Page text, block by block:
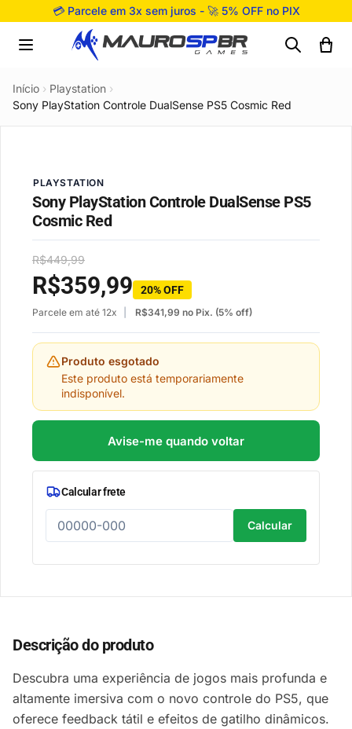
Pular para o conteúdo
💳 Parcele em 3x sem juros - 🚀 5% OFF no PIX
Início › Playstation ›
Sony PlayStation Controle DualSense PS5 Cosmic Red
PLAYSTATION
Sony PlayStation Controle DualSense PS5
Cosmic Red
R$449,99
R$359,99 20% OFF
Parcele em até 12x R$341,99 no Pix. (5% off)
Produto esgotado
Este produto está temporariamente
indisponível.
Avise-me quando voltar
Calcular frete
Calcular
Descrição do produto
Descubra uma experiência de jogos mais profunda e
altamente imersiva com o novo controle do PS5, que
oferece feedback tátil e efeitos de gatilho dinâmicos.